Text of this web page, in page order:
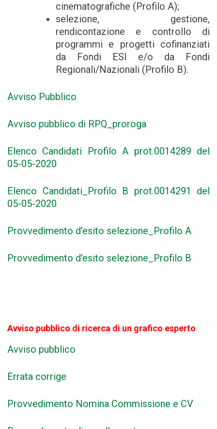
cinematografiche (Profilo A);
selezione, gestione,
rendicontazione e controllo di
programmi e progetti cofinanziati
da Fondi ESI e/o da Fondi
Regionali/Nazionali (Profilo B).
Avviso Pubblico
Avviso pubblico di RPQ_proroga
Elenco Candidati Profilo A prot.0014289 del
05-05-2020
Elenco Candidati_Profilo B prot.0014291 del
05-05-2020
Provvedimento d’esito selezione_Profilo A
Provvedimento d’esito selezione_Profilo B
Avviso pubblico di ricerca di un grafico esperto
Avviso pubblico
Errata corrige
Provvedimento Nomina Commissione e CV